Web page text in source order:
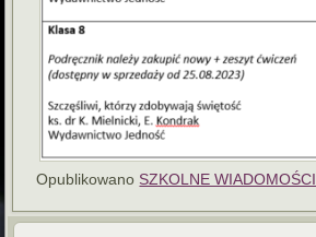
Opublikowano SZKOLNE WIADOMOŚCI